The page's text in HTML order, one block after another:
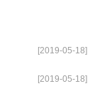
[2019-05-18]
[2019-05-18]